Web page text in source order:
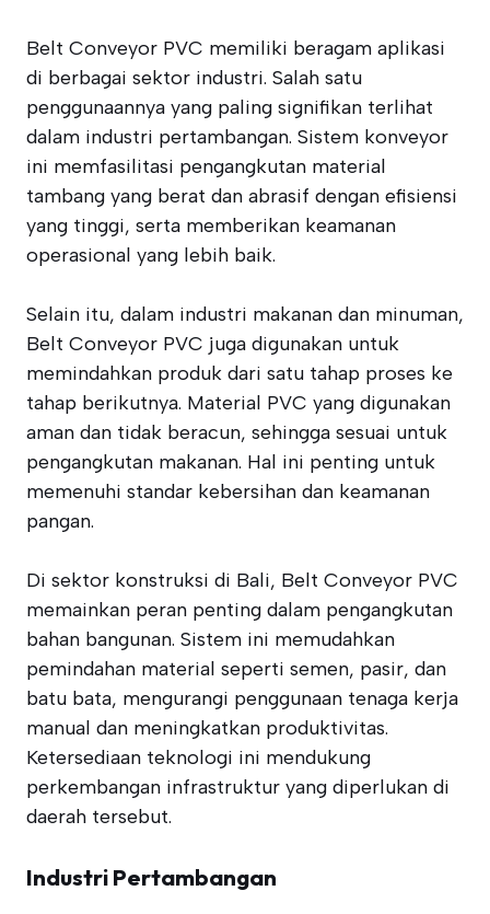
Belt Conveyor PVC memiliki beragam aplikasi
di berbagai sektor industri. Salah satu
penggunaannya yang paling signifikan terlihat
dalam industri pertambangan. Sistem konveyor
ini memfasilitasi pengangkutan material
tambang yang berat dan abrasif dengan efisiensi
yang tinggi, serta memberikan keamanan
operasional yang lebih baik.
Selain itu, dalam industri makanan dan minuman,
Belt Conveyor PVC juga digunakan untuk
memindahkan produk dari satu tahap proses ke
tahap berikutnya. Material PVC yang digunakan
aman dan tidak beracun, sehingga sesuai untuk
pengangkutan makanan. Hal ini penting untuk
memenuhi standar kebersihan dan keamanan
pangan.
Di sektor konstruksi di Bali, Belt Conveyor PVC
memainkan peran penting dalam pengangkutan
bahan bangunan. Sistem ini memudahkan
pemindahan material seperti semen, pasir, dan
batu bata, mengurangi penggunaan tenaga kerja
manual dan meningkatkan produktivitas.
Ketersediaan teknologi ini mendukung
perkembangan infrastruktur yang diperlukan di
daerah tersebut.
Industri Pertambangan